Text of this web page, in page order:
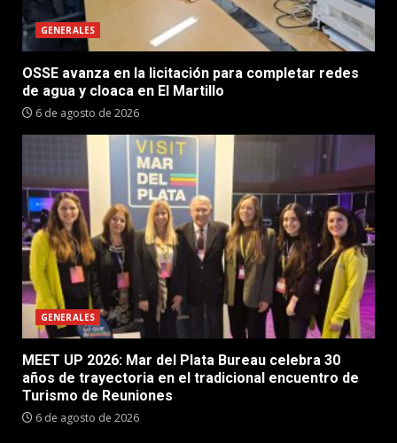
GENERALES
OSSE avanza en la licitación para completar redes
de agua y cloaca en El Martillo
6 de agosto de 2026
GENERALES
MEET UP 2026: Mar del Plata Bureau celebra 30
años de trayectoria en el tradicional encuentro de
Turismo de Reuniones
6 de agosto de 2026